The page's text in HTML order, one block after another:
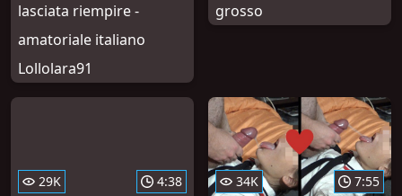
lasciata riempire -
amatoriale italiano
Lollolara91
grosso
29K 4:38 34K 7:55